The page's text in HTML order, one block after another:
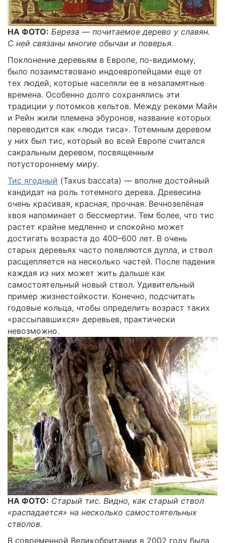
НА ФОТО: Береза — почитаемое дерево у славян.
С ней связаны многие обычаи и поверья.
Поклонение деревьям в Европе, по-видимому,
было позаимствовано индоевропейцами еще от
тех людей, которые населяли ее в незапамятные
времена. Особенно долго сохранялись эти
традиции у потомков кельтов. Между реками Майн
и Рейн жили племена эбуронов, название которых
переводится как «люди тиса». Тотемным деревом
у них был тис, который во всей Европе считался
сакральным деревом, посвященным
потустороннему миру.
Тис ягодный (Taxus baccata) — вполне достойный
кандидат на роль тотемного дерева. Древесина
очень красивая, красная, прочная. Вечнозелёная
хвоя напоминает о бессмертии. Тем более, что тис
растет крайне медленно и спокойно может
достигать возраста до 400–600 лет. В очень
старых деревьях часто появляются дупла, и ствол
расщепляется на несколько частей. После падения
каждая из них может жить дальше как
самостоятельный новый ствол. Удивительный
пример жизнестойкости. Конечно, подсчитать
годовые кольца, чтобы определить возраст таких
«рассыпавшихся» деревьев, практически
невозможно.
НА ФОТО: Старый тис. Видно, как старый ствол
«распадается» на несколько самостоятельных
стволов.
В современной Великобритании в 2002 году была